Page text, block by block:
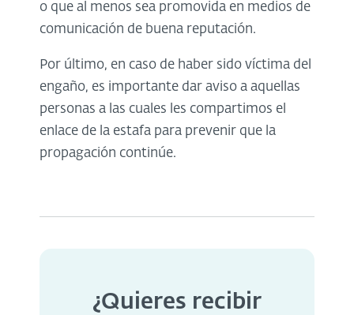
o que al menos sea promovida en medios de
comunicación de buena reputación.
Por último, en caso de haber sido víctima del
engaño, es importante dar aviso a aquellas
personas a las cuales les compartimos el
enlace de la estafa para prevenir que la
propagación continúe.
¿Quieres recibir